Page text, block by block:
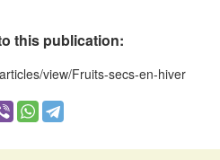
this publication:
view/Fruits-secs-en-hiver